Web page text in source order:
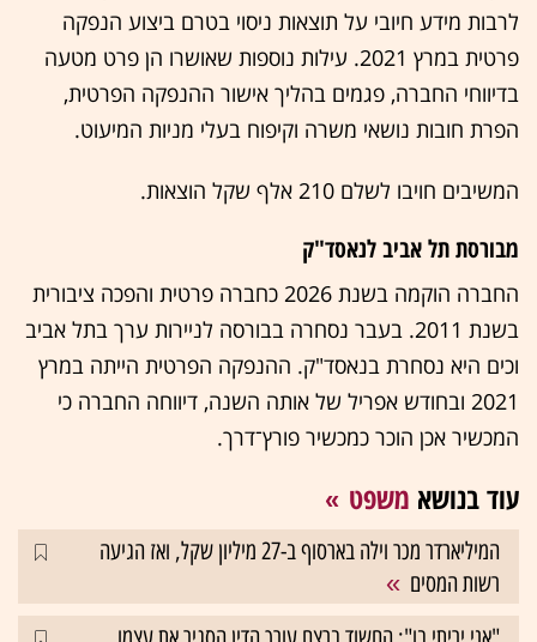
לרבות מידע חיובי על תוצאות ניסוי בטרם ביצוע הנפקה
פרטית במרץ 2021. עילות נוספות שאושרו הן פרט מטעה
בדיווחי החברה, פגמים בהליך אישור ההנפקה הפרטית,
הפרת חובות נושאי משרה וקיפוח בעלי מניות המיעוט.
המשיבים חויבו לשלם 210 אלף שקל הוצאות.
מבורסת תל אביב לנאסד"ק
החברה הוקמה בשנת 2026 כחברה פרטית והפכה ציבורית
בשנת 2011. בעבר נסחרה בבורסה לניירות ערך בתל אביב
וכים היא נסחרת בנאסד"ק. ההנפקה הפרטית הייתה במרץ
2021 ובחודש אפריל של אותה השנה, דיווחה החברה כי
המכשיר אכן הוכר כמכשיר פורץ־דרך.
עוד בנושא משפט
המיליארדר מכר וילה בארסוף ב-27 מיליון שקל, ואז הגיעה
רשות המסים